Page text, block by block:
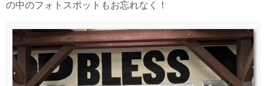
の中のフォトスポットもお忘れなく！